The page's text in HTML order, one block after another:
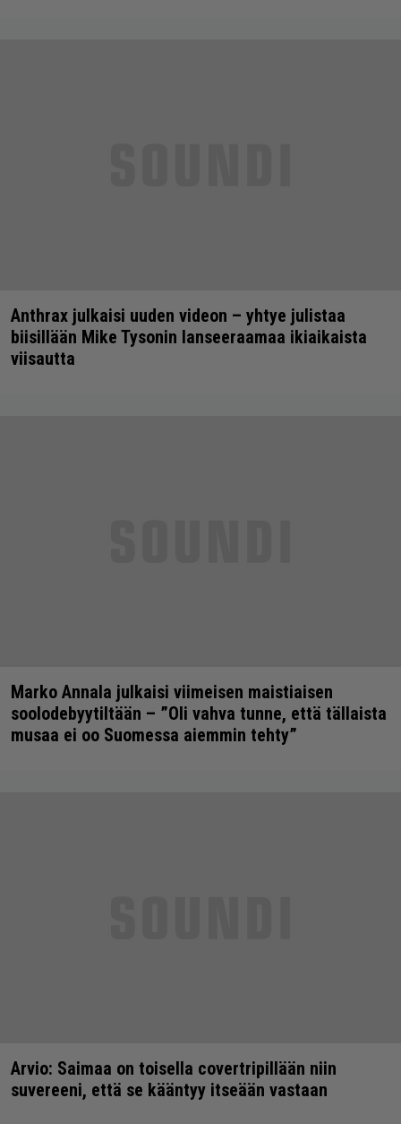
Anthrax julkaisi uuden videon – yhtye julistaa
biisillään Mike Tysonin lanseeraamaa ikiaikaista
viisautta
Marko Annala julkaisi viimeisen maistiaisen
soolodebyytiltään – ”Oli vahva tunne, että tällaista
musaa ei oo Suomessa aiemmin tehty”
Arvio: Saimaa on toisella covertripillään niin
suvereeni, että se kääntyy itseään vastaan